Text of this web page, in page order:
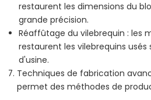
restaurent les dimensions du
grande précision.
Réaffûtage du vilebrequin : les
restaurent les vilebrequins
d'usine.
Techniques de fabrication
permet des méthodes de